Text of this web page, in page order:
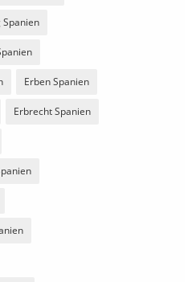
Erben Spanien
Erbrecht Spanien